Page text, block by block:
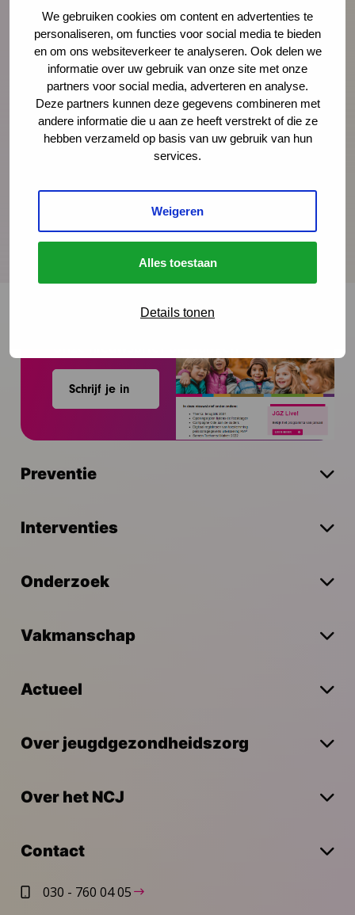
We gebruiken cookies om content en advertenties te
personaliseren, om functies voor social media te bieden
en om ons websiteverkeer te analyseren. Ook delen we
informatie over uw gebruik van onze site met onze
partners voor social media, adverteren en analyse.
Deze partners kunnen deze gegevens combineren met
andere informatie die u aan ze heeft verstrekt of die ze
hebben verzameld op basis van uw gebruik van hun
services.
Weigeren
Alles toestaan
Details tonen
VGGM verschillende scholingen aan de collega’s en
staat zij vooraan wanneer er een
(opvoedingscursus)cursus gegeven kan worden. In
2019 kreeg zij de mogelijkheid om van
Wiecheninstructeur te worden en greep deze kans
met beide handen aan. Nu vormt zij samen met
Jolanda de Hertog het ‘van Wiechenteam’ bij de
Schrijf je in
Preventie
Interventies
Onderzoek
Vakmanschap
Actueel
Over jeugdgezondheidszorg
Over het NCJ
Contact
030 - 760 04 05